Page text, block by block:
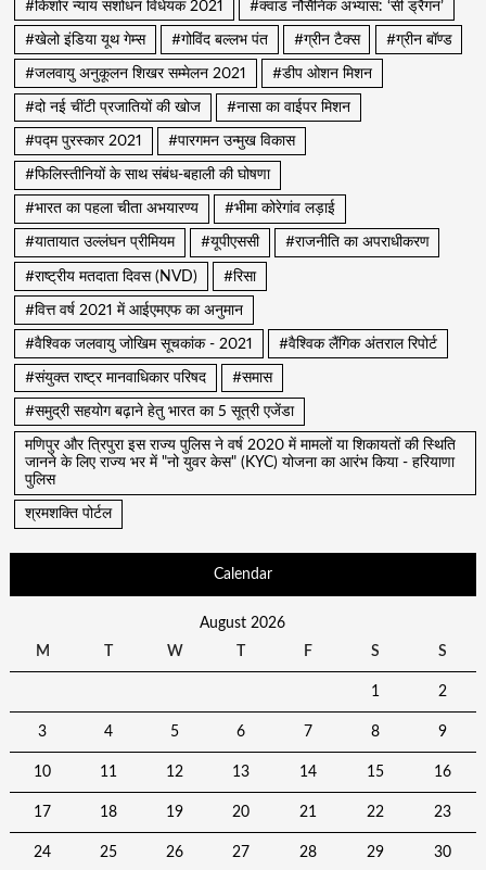
#किशोर न्याय संशोधन विधेयक 2021 #क्वाड नौसैनिक अभ्यास: ‘सी ड्रैगन’
#खेलो इंडिया यूथ गेम्स #गोविंद बल्लभ पंत #ग्रीन टैक्स #ग्रीन बॉण्ड
#जलवायु अनुकूलन शिखर सम्मेलन 2021 #डीप ओशन मिशन
#दो नई चींटी प्रजातियों की खोज #नासा का वाईपर मिशन
#पद्म पुरस्कार 2021 #पारगमन उन्मुख विकास
#फिलिस्तीनियों के साथ संबंध-बहाली की घोषणा
#भारत का पहला चीता अभयारण्य #भीमा कोरेगांव लड़ाई
#यातायात उल्लंघन प्रीमियम #यूपीएससी #राजनीति का अपराधीकरण
#राष्ट्रीय मतदाता दिवस (NVD) #रिसा
#वित्त वर्ष 2021 में आईएमएफ का अनुमान
#वैश्विक जलवायु जोखिम सूचकांक - 2021 #वैश्विक लैंगिक अंतराल रिपोर्ट
#संयुक्त राष्ट्र मानवाधिकार परिषद #समास
#समुद्री सहयोग बढ़ाने हेतु भारत का 5 सूत्री एजेंडा
मणिपुर और त्रिपुरा इस राज्य पुलिस ने वर्ष 2020 में मामलों या शिकायतों की स्थिति
जानने के लिए राज्य भर में "नो युवर केस" (KYC) योजना का आरंभ किया - हरियाणा
पुलिस
श्रमशक्ति पोर्टल
Calendar
August 2026
M
W F S S
1 2
3 4 5 6 7 8 9
10 11 12 13 14 15 16
17 18 19 20 21 22 23
24 25 26 27 28 29 30